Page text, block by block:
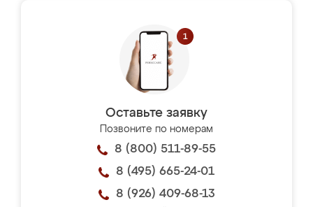
Оставьте заявку
Позвоните по номерам
8 (800) 511-89-55
8 (495) 665-24-01
8 (926) 409-68-13